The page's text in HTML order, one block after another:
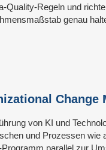
Quality-Regeln und
genau
Change
von KI und
und Prozessen wie
parallel zur